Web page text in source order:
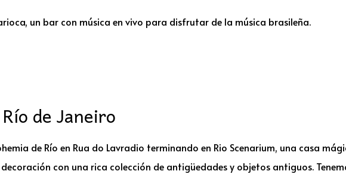
un bar con música en vivo para disfrutar de la música brasileña.
de Janeiro
de Río en Rua do Lavradio terminando en Rio Scenarium, una casa
con una rica colección de antigüedades y objetos antiguos.